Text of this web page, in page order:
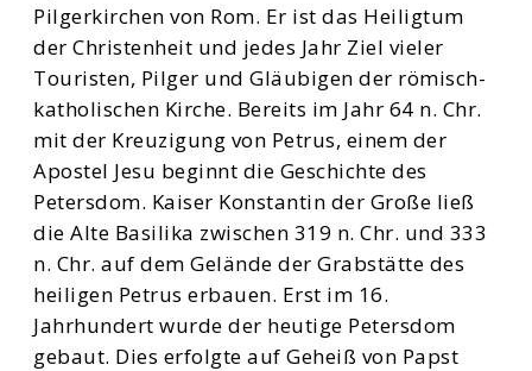
Pilgerkirchen von Rom. Er ist das Heiligtum
der Christenheit und jedes Jahr Ziel vieler
Touristen, Pilger und Gläubigen der römisch-
katholischen Kirche. Bereits im Jahr 64 n. Chr.
mit der Kreuzigung von Petrus, einem der
Apostel Jesu beginnt die Geschichte des
Petersdom. Kaiser Konstantin der Große ließ
die Alte Basilika zwischen 319 n. Chr. und 333
n. Chr. auf dem Gelände der Grabstätte des
heiligen Petrus erbauen. Erst im 16.
Jahrhundert wurde der heutige Petersdom
gebaut. Dies erfolgte auf Geheiß von Papst